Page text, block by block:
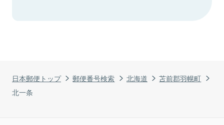
日本郵便トップ 郵便番号検索 北海道
苫前郡羽幌町
北一条